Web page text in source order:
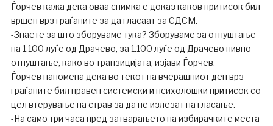
Ѓорчев кажа дека оваа снимка е доказ каков притисок бил
вршен врз граѓаните за да гласаат за СДСМ.
-Знаете за што зборуваме тука? Зборуваме за отпуштање
на 1.100 луѓе од Драчево, за 1.100 луѓе од Драчево нивно
отпуштање, како во транзицијата, изјави Ѓорчев.
Ѓорчев напомена дека во текот на вчерашниот ден врз
граѓаните бил правен системски и психолошки притисок со
цел втерување на страв за да не излезат на гласање.
-На само три часа пред затварањето на избирачките места